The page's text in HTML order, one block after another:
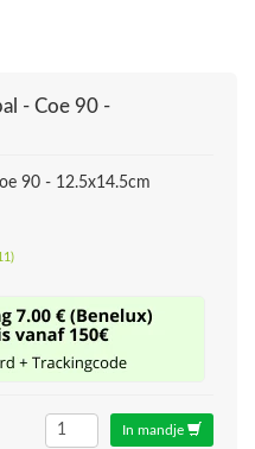
- Coe 90 -
90 - 12.5x14.5cm
In mandje